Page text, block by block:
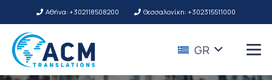
Αθήνα: +302118508200 Θεσσαλονίκη: +302315511000
GR